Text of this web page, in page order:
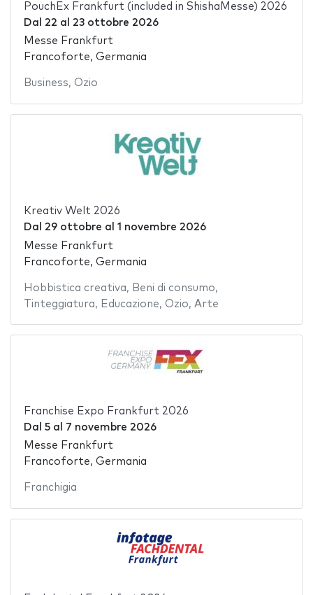
PouchEx Frankfurt (included in ShishaMesse) 2026
Dal 22 al 23 ottobre 2026
Messe Frankfurt
Francoforte, Germania
Business, Ozio
Kreativ Welt 2026
Dal 29 ottobre al 1 novembre 2026
Messe Frankfurt
Francoforte, Germania
Hobbistica creativa, Beni di consumo,
Tinteggiatura, Educazione, Ozio, Arte
Franchise Expo Frankfurt 2026
Dal 5al 7 novembre 2026
Messe Frankfurt
Francoforte, Germania
Franchigia